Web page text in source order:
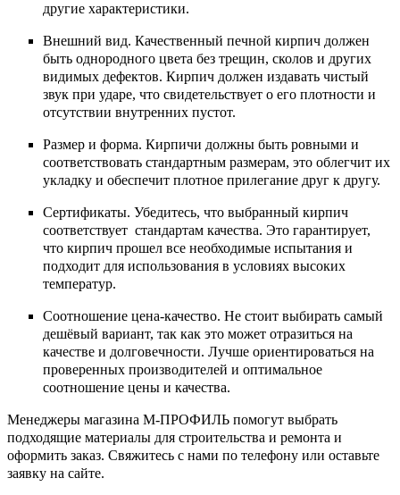
другие характеристики.
Внешний вид. Качественный печной кирпич должен
быть однородного цвета без трещин, сколов и других
видимых дефектов. Кирпич должен издавать чистый
звук при ударе, что свидетельствует о его плотности и
отсутствии внутренних пустот.
Размер и форма. Кирпичи должны быть ровными и
соответствовать стандартным размерам, это облегчит их
укладку и обеспечит плотное прилегание друг к другу.
Сертификаты. Убедитесь, что выбранный кирпич
соответствует стандартам качества. Это гарантирует,
что кирпич прошел все необходимые испытания и
подходит для использования в условиях высоких
температур.
Соотношение цена-качество. Не стоит выбирать самый
дешёвый вариант, так как это может отразиться на
качестве и долговечности. Лучше ориентироваться на
проверенных производителей и оптимальное
соотношение цены и качества.
Менеджеры магазина М-ПРОФИЛЬ помогут выбрать
подходящие материалы для строительства и ремонта и
оформить заказ. Свяжитесь с нами по телефону или оставьте
заявку на сайте.